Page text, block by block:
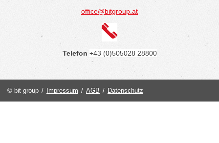
office@bitgroup.at
Telefon +43 (0)505028 28800
© bit group / Impressum / AGB / Datenschutz